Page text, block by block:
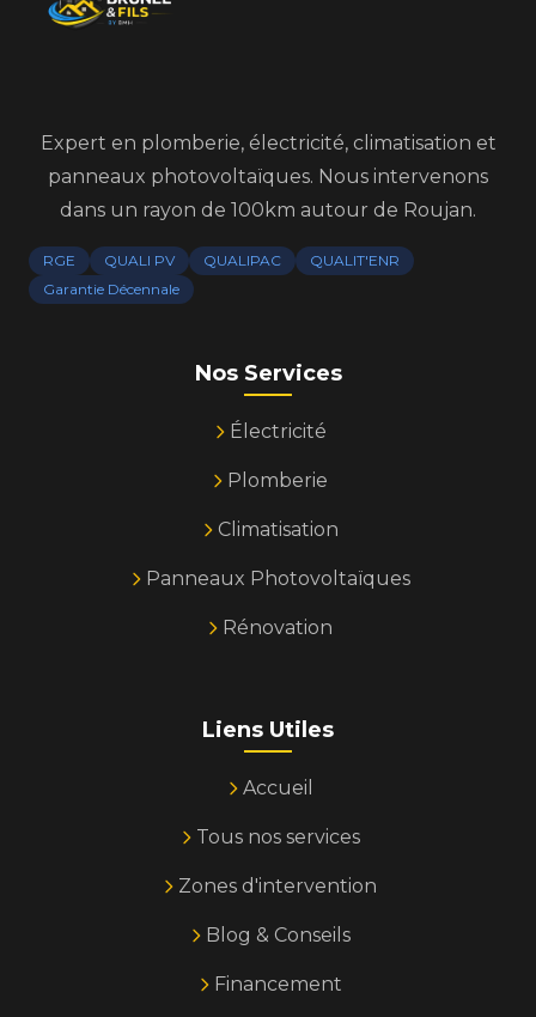
Expert en plomberie, électricité, climatisation et
panneaux photovoltaïques. Nous intervenons
dans un rayon de 100km autour de Roujan.
RGE QUALI PV QUALIPAC
QUALIT'ENR
Garantie Décennale
Nos Services
Électricité
Plomberie
Climatisation
Panneaux Photovoltaïques
Rénovation
Liens Utiles
Accueil
Tous nos services
Zones d'intervention
Blog & Conseils
Financement